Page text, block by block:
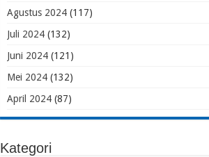
Agustus 2024(117)
Juli 2024(132)
Juni 2024(121)
Mei 2024(132)
April 2024(87)
Kategori